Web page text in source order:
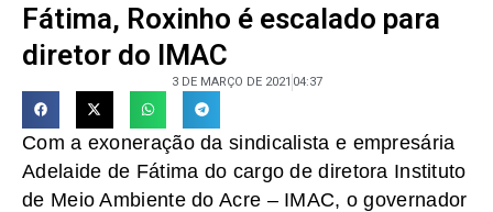
Fátima, Roxinho é escalado para
diretor do IMAC
3 DE MARÇO DE 2021 04:37
Com a exoneração da sindicalista e empresária
Adelaide de Fátima do cargo de diretora Instituto
de Meio Ambiente do Acre – IMAC, o governador